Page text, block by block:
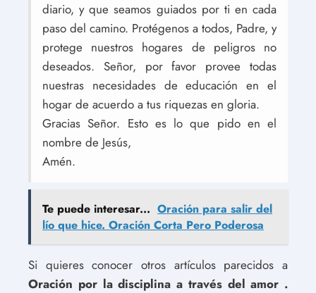
diario, y que seamos guiados por ti en cada
paso del camino. Protégenos a todos, Padre, y
protege nuestros hogares de peligros no
deseados. Señor, por favor provee todas
nuestras necesidades de educación en el
hogar de acuerdo a tus riquezas en gloria.
Gracias Señor. Esto es lo que pido en el
nombre de Jesús,
Amén.
Te puede interesar... Oración para salir del
lío que hice. Oración Corta Pero Poderosa
Si quieres conocer otros artículos parecidos a
Oración por la disciplina a través del amor .